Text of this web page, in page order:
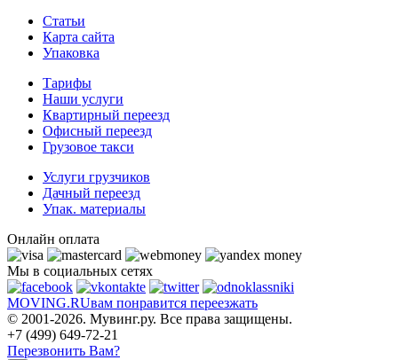
Статьи
Карта сайта
Упаковка
Тарифы
Наши услуги
Квартирный переезд
Офисный переезд
Грузовое такси
Услуги грузчиков
Дачный переезд
Упак. материалы
Онлайн оплата
Мы в социальных сетях
MOVING.RUвам понравится переезжать
© 2001-2026. Мувинг.ру. Все права защищены.
+7 (499) 649-72-21
Перезвонить Вам?